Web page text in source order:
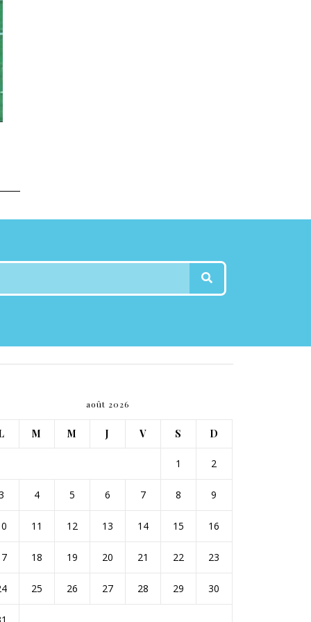
août 2026
M M J V S D
1 2
4 5 6 7 8 9
11 12 13 14 15 16
18 19 20 21 22 23
25 26 27 28 29 30